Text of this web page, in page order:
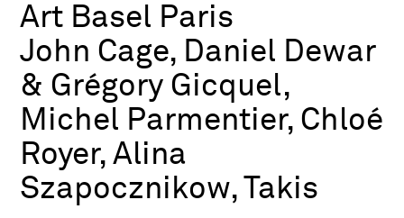
Art Basel Paris
John Cage, Daniel Dewar
& Grégory Gicquel,
Michel Parmentier, Chloé
Royer, Alina
Szapocznikow, Takis